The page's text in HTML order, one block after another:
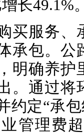
长49.1%
买服务、
承包。公
明确养护
。通过将
约定“承
管理费